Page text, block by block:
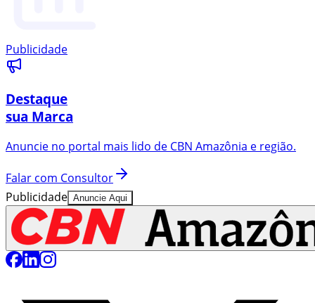
Publicidade
Destaque
sua Marca
Anuncie no portal mais lido de CBN Amazônia e região.
Falar com Consultor
Publicidade Anuncie Aqui